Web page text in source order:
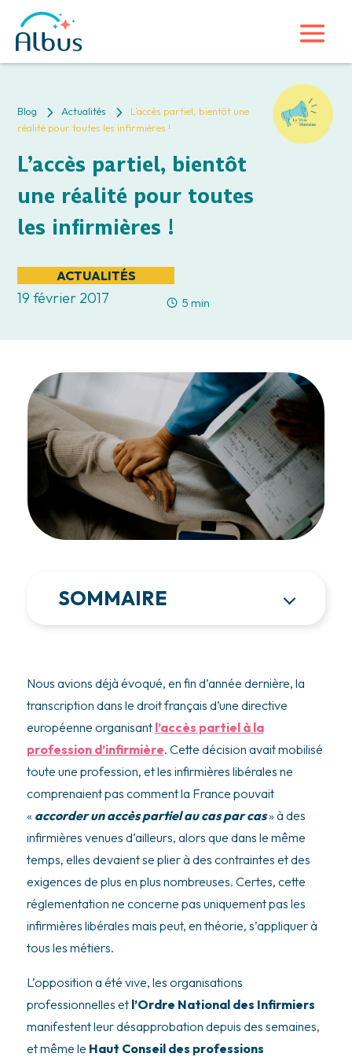
Blog 5 Actualités 5
L’accès partiel, bientôt une
réalité pour toutes les infirmières !
L’accès partiel, bientôt
une réalité pour toutes
les infirmières !
ACTUALITÉS
19 février 2017 5 min
SOMMAIRE
Nous avions déjà évoqué, en fin d’année dernière, la
transcription dans le droit français d’une directive
européenne organisant l’accès partiel à la
profession d’infirmière. Cette décision avait mobilisé
toute une profession, et les infirmières libérales ne
comprenaient pas comment la France pouvait
« accorder un accès partiel au cas par cas» à des
infirmières venues d’ailleurs, alors que dans le même
temps, elles devaient se plier à des contraintes et des
exigences de plus en plus nombreuses. Certes, cette
réglementation ne concerne pas uniquement pas les
infirmières libérales mais peut, en théorie, s’appliquer à
tous les métiers.
L’opposition a été vive, les organisations
professionnelles et l’Ordre National des Infirmiers
manifestent leur désapprobation depuis des semaines,
et même le Haut Conseil des professions